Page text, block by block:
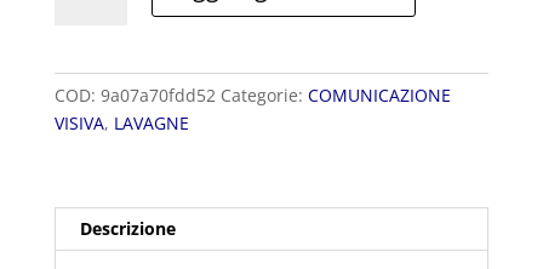
COD: 9a07a70fdd52 Categorie: COMUNICAZIONE
VISIVA, LAVAGNE
Descrizione